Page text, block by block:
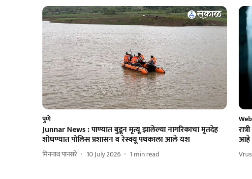
पुणे
Junnar News : पाण्यात बुडून मृत्यू झालेल्या नागरिकाचा मृतदेह
शोधण्यात पोलिस प्रशासन व रेस्क्यू पथकाला आले यश
मिननाथ पानसरे 10 July 2026 1 min read
आहे